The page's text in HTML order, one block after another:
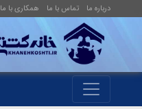
درباره ما تماس با ما همکاری با ما